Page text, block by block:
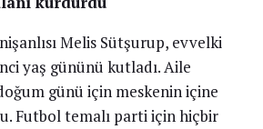
Melis Sütşurup, evvelki
yaş gününü kutladı. Aile
günü için meskenin içine
Futbol temalı parti için hiçbir